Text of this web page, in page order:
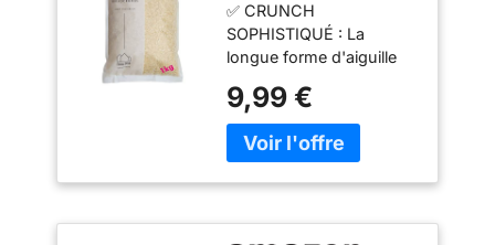
1kg Sac |Aiguille
longue -Forme|
Moins gras | Extra
Croustillant | Style
japonais |
✅ CRUNCH
SOPHISTIQUÉ : La
longue forme d'aiguille
absorbe moins d'huile
que la chapelure
ordinaire et draine plus
moelleux. Une fois que
9,99 €